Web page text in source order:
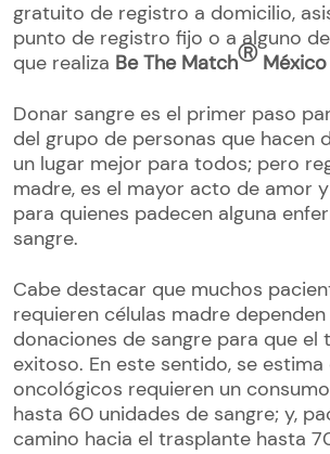
gratuito de registro a domicilio,
punto de registro fijo o a alguno
que realiza Be The MatchⓇ México
Donar sangre es el primer paso
del grupo de personas que hacen
un lugar mejor para todos; pero
madre, es el mayor acto de amor
para quienes padecen alguna
sangre.
Cabe destacar que muchos
requieren células madre
donaciones de sangre para que el
exitoso. En este sentido, se
oncológicos requieren un
hasta 60 unidades de sangre; y,
camino hacia el trasplante hasta